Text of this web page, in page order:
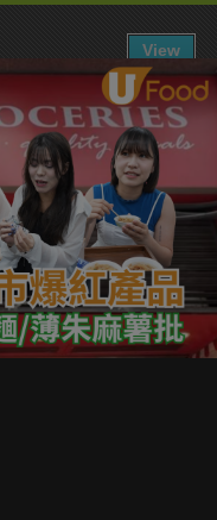
下載 U Lifestyle App
View